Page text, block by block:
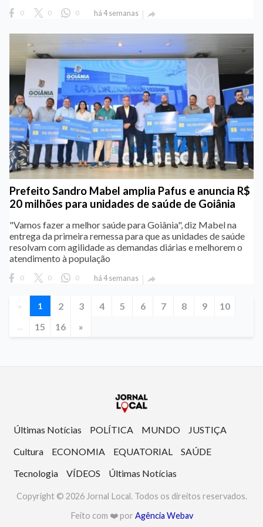
0 0 0 há 4 semanas 
Prefeito Sandro Mabel amplia Pafus e anuncia R$
20 milhões para unidades de saúde de Goiânia
"Vamos fazer a melhor saúde para Goiânia", diz Mabel na
entrega da primeira remessa para que as unidades de saúde
resolvam com agilidade as demandas diárias e melhorem o
atendimento à população
0 0 0 há 4 semanas 
« 1 2 3 4 5 6 7 8 9 10
... 15 16 »
Últimas Notícias POLÍTICA MUNDO
JUSTIÇA
Cultura
ECONOMIA EQUATORIAL
SAÚDE
Tecnologia
VÍDEOS Últimas Notícias
Copyright © 2026 Jornal Local. Todos os direitos reservados.
Feito com ❤️ por Agência Webav